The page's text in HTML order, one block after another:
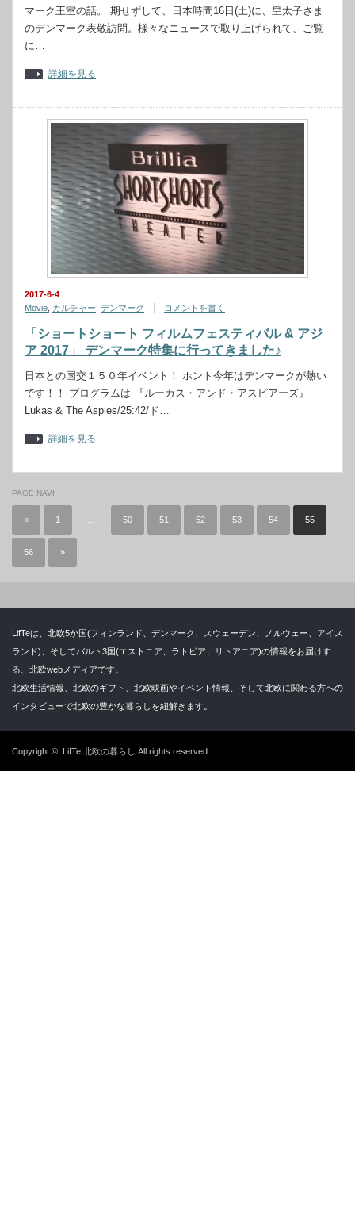
マーク王室の話。 期せずして、日本時間16日(土)に、皇太子さま
のデンマーク表敬訪問。様々なニュースで取り上げられて、ご覧
に…
詳細を見る
2017-6-4
Movie カルチャー デンマーク コメントを書く
「ショートショート フィルムフェスティバル & アジ
ア 2017」 デンマーク特集に行ってきました♪
日本との国交１５０年イベント！ ホント今年はデンマークが熱い
です！！ プログラムは 『ルーカス・アンド・アスピアーズ』
Lukas & The Aspies/25:42/ド…
詳細を見る
PAGE NAVI
« 1 50 51 52 53 54 55
56 »
LifTeは、北欧5か国(フィンランド、デンマーク、スウェーデン、ノルウェー、アイス
ランド)、そしてバルト3国(エストニア、ラトビア、リトアニア)の情報をお届けす
る、北欧webメディアです。
北欧生活情報、北欧のギフト、北欧映画やイベント情報、そして北欧に関わる方への
インタビューで北欧の豊かな暮らしを紐解きます。
Copyright © LifTe 北欧の暮らし All rights reserved.